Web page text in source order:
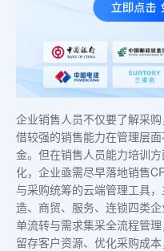
企业销售人员不仅要了解采
借较强的销售能力在管理层
金。但在销售人员能力培训
化，企业亟需尽早落地销售
与采购统筹的云端管理工具
造、商贸、服务、连锁四类
单流转与需求集采全流程管
留存客户资源、优化采购成本